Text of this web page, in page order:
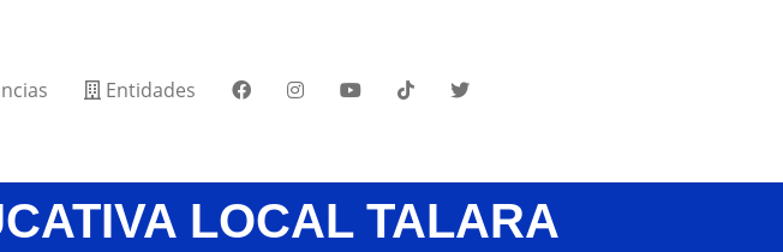
Entidades
LOCAL TALARA